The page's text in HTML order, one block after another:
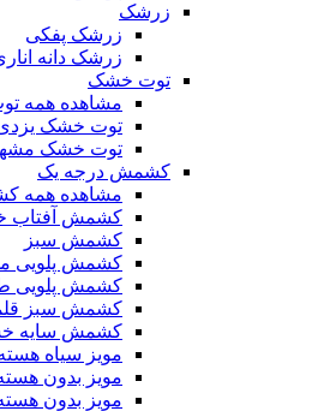
زرشک
زرشک پفکی
زرشک دانه
توت خشک
مشاهده همه
توت خشک
توت خشک
کشمش درجه یک
مشاهده همه
کشمش آفتاب
کشمش سبز
کشمش پلویی
کشمش پلویی
کشمش سبز
کشمش سایه
مویز سیاه هسته
مویز بدون
مویز بدون